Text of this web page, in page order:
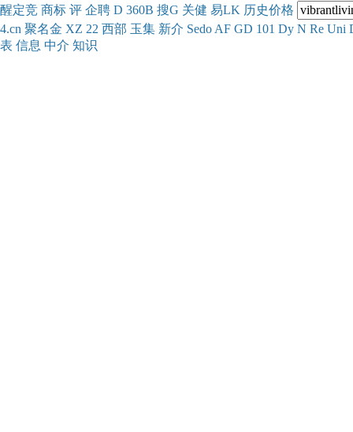
醒定竞 商标 评 企聘 D 360B 搜G 关健 易LK 历史价格
4.cn 聚名金 XZ 22 西部 玉集 新介 Sedo AF GD 101 Dy N Re Uni
表 信息 中介 知识